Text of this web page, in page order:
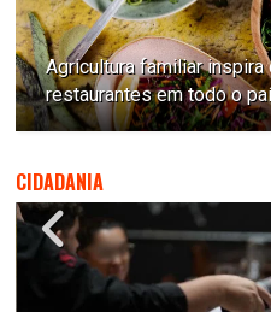
Agricultura familiar
restaurantes em todo o
CIDADANIA